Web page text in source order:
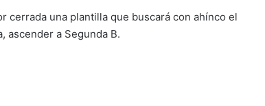
cerrada una plantilla que buscará con ahínco el
ascender a Segunda B.